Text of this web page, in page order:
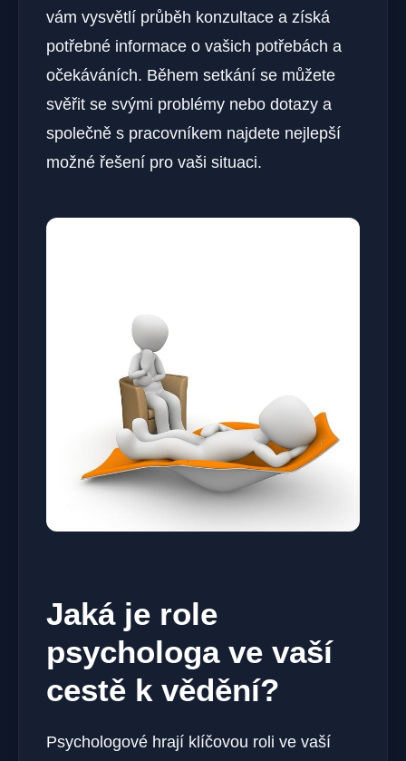
vám vysvětlí průběh konzultace a získá
potřebné informace o vašich potřebách a
očekáváních. Během setkání se můžete
svěřit se svými problémy nebo dotazy a
společně s pracovníkem najdete nejlepší
možné řešení pro vaši situaci.
Jaká je role
psychologa ve vaší
cestě k vědění?
Psychologové hrají klíčovou roli ve vaší